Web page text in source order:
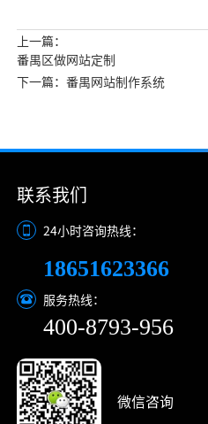
上一篇：
番禺区做网站定制
下一篇：番禺网站制作系统
联系我们
24小时咨询热线：
18651623366
服务热线：
400-8793-956
微信咨询